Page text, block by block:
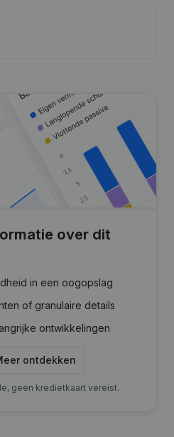
over dit
in een oogopslag
of granulaire details
ontwikkelingen
ontdekken
geen kredietkaart vereist.